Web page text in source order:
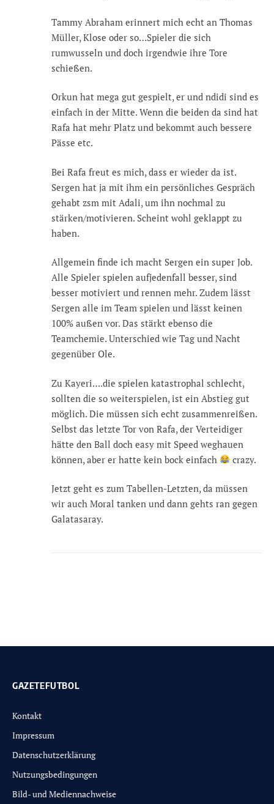
Tammy Abraham erinnert mich echt an Thomas
Müller, Klose oder so…Spieler die sich
rumwusseln und doch irgendwie ihre Tore
schießen.
Orkun hat mega gut gespielt, er und ndidi sind es
einfach in der Mitte. Wenn die beiden da sind hat
Rafa hat mehr Platz und bekommt auch bessere
Pässe etc.
Bei Rafa freut es mich, dass er wieder da ist.
Sergen hat ja mit ihm ein persönliches Gespräch
gehabt zsm mit Adali, um ihn nochmal zu
stärken/motivieren. Scheint wohl geklappt zu
haben.
Allgemein finde ich macht Sergen ein super Job.
Alle Spieler spielen aufjedenfall besser, sind
besser motiviert und rennen mehr. Zudem lässt
Sergen alle im Team spielen und lässt keinen
100% außen vor. Das stärkt ebenso die
Teamchemie. Unterschied wie Tag und Nacht
gegenüber Ole.
Zu Kayeri….die spielen katastrophal schlecht,
sollten die so weiterspielen, ist ein Abstieg gut
möglich. Die müssen sich echt zusammenreißen.
Selbst das letzte Tor von Rafa, der Verteidiger
hätte den Ball doch easy mit Speed weghauen
können, aber er hatte kein bock einfach
crazy.
Jetzt geht es zum Tabellen-Letzten, da müssen
wir auch Moral tanken und dann gehts ran gegen
Galatasaray.
GAZETEFUTBOL
Kontakt
Impressum
Datenschutzerklärung
Nutzungsbedingungen
Bild- und Mediennachweise